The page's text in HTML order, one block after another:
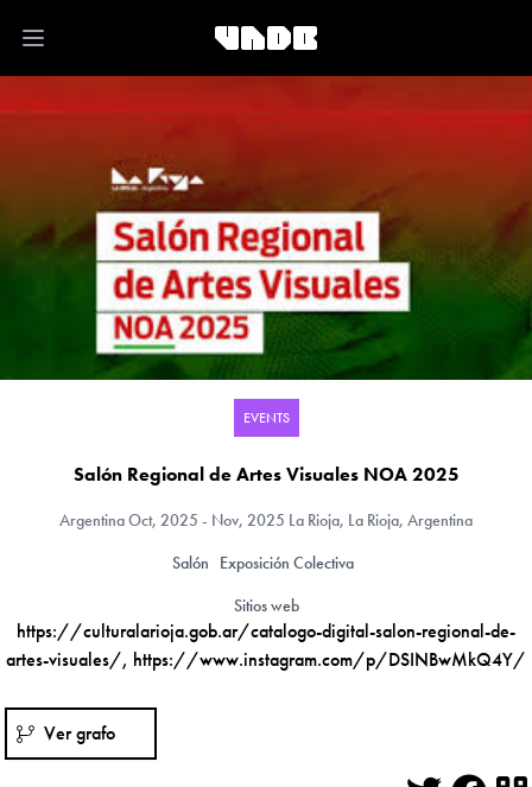
Open main menu
EVENTS
Salón Regional de Artes Visuales NOA 2025
ArgentinaOct, 2025 - Nov, 2025 La Rioja, La Rioja, Argentina
Salón
Exposición Colectiva
Sitios web
https://culturalarioja.gob.ar/catalogo-digital-salon-regional-de-
artes-visuales/, https://www.instagram.com/p/DSINBwMkQ4Y/
Ver grafo